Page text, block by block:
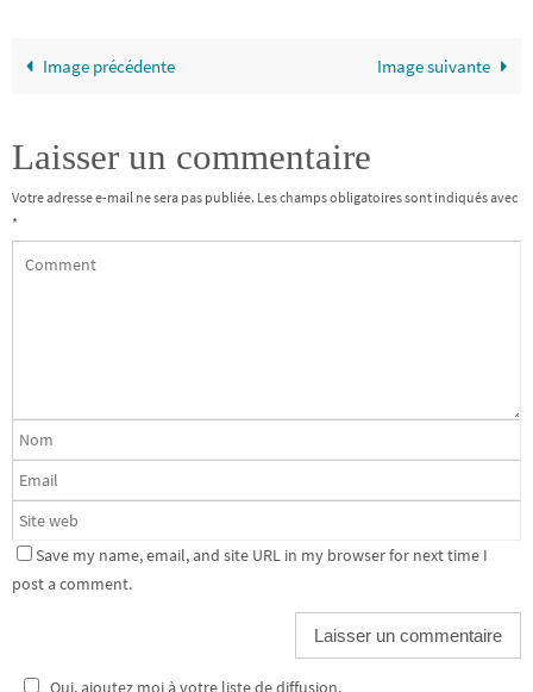
Image précédente Image suivante
Laisser un commentaire
Votre adresse e-mail ne sera pas publiée. Les champs obligatoires sont indiqués avec
*
Save my name, email, and site URL in my browser for next time I
post a comment.
Oui, ajoutez moi à votre liste de diffusion.